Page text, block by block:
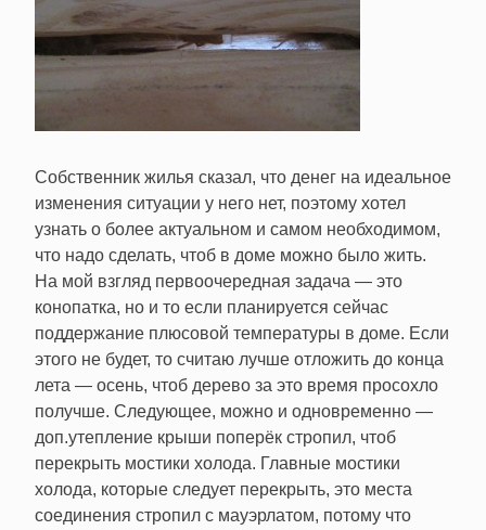
Собственник жилья сказал, что денег на идеальное
изменения ситуации у него нет, поэтому хотел
узнать о более актуальном и самом необходимом,
что надо сделать, чтоб в доме можно было жить.
На мой взгляд первоочередная задача — это
конопатка, но и то если планируется сейчас
поддержание плюсовой температуры в доме. Если
этого не будет, то считаю лучше отложить до конца
лета — осень, чтоб дерево за это время просохло
получше. Следующее, можно и одновременно —
доп.утепление крыши поперёк стропил, чтоб
перекрыть мостики холода. Главные мостики
холода, которые следует перекрыть, это места
соединения стропил с мауэрлатом, потому что